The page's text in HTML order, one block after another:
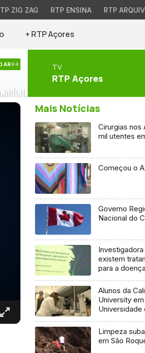
ZIG ZAG RTP ENSINA RTP
+ RTP Açores
AR TV
RTP Açores
Mais Notícias
Cirurgias nos
mil utentes
Começou o
Governo
Nacional do
existem
para a
Alunos da
University
Limpeza
em São